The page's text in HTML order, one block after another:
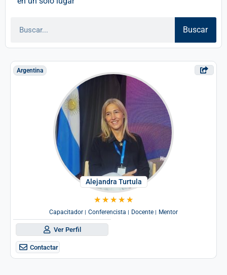
Buscar
Argentina
Alejandra Turtula
★ ★ ★ ★ ★
Capacitador | Conferencista | Docente | Mentor
Ver Perfil
Contactar